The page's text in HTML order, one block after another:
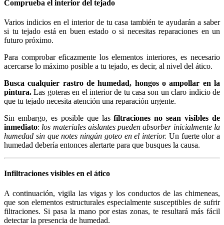
Comprueba el interior del tejado
Varios indicios en el interior de tu casa también te ayudarán a saber
si tu tejado está en buen estado o si necesitas reparaciones en un
futuro próximo.
Para comprobar eficazmente los elementos interiores, es necesario
acercarse lo máximo posible a tu tejado, es decir, al nivel del ático.
Busca cualquier rastro de humedad, hongos o ampollar en la
pintura. Las goteras en el interior de tu casa son un claro indicio de
que tu tejado necesita atención una reparación urgente.
Sin embargo, es posible que lasfiltraciones no sean visibles de
inmediato: los materiales aislantes pueden absorber inicialmente la
humedad sin que notes ningún goteo en el interior. Un fuerte olor a
humedad debería entonces alertarte para que busques la causa.
Infiltraciones visibles en el ático
A continuación, vigila las vigas y los conductos de las chimeneas,
que son elementos estructurales especialmente susceptibles de sufrir
filtraciones. Si pasa la mano por estas zonas, te resultará más fácil
detectar la presencia de humedad.